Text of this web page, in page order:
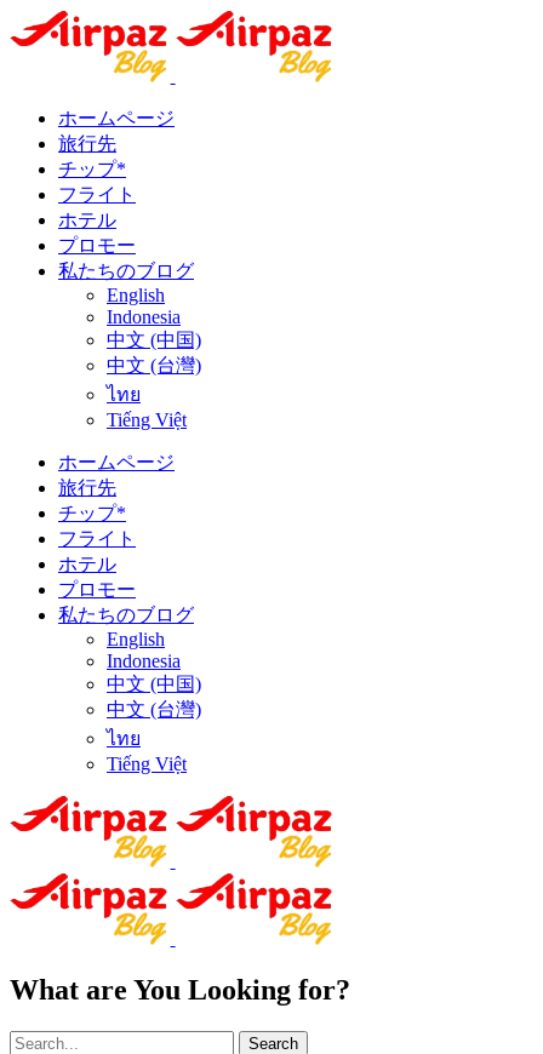
ホームページ
旅行先
チップ*
フライト
ホテル
プロモー
私たちのブログ
English
Indonesia
中文 (中国)
中文 (台灣)
ไทย
Tiếng Việt
ホームページ
旅行先
チップ*
フライト
ホテル
プロモー
私たちのブログ
English
Indonesia
中文 (中国)
中文 (台灣)
ไทย
Tiếng Việt
What are You Looking for?
Search